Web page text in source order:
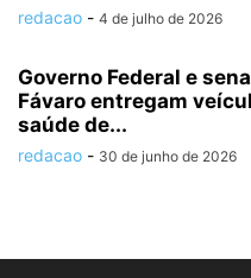
redacao - 4 de julho de 2026
Governo Federal e
Fávaro entregam
saúde de...
redacao - 30 de junho de 2026